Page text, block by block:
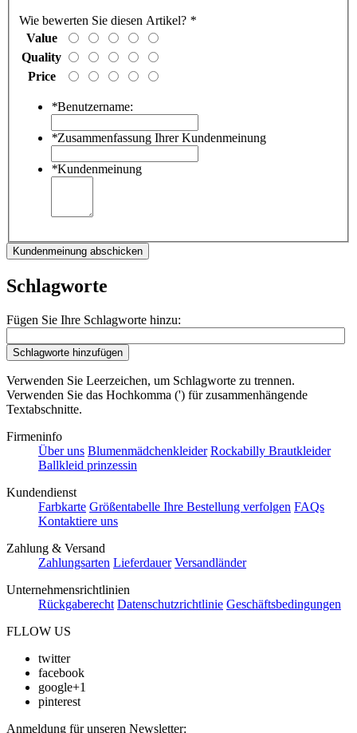
Wie bewerten Sie diesen Artikel? *
Value
Quality
Price
*Benutzername:
*Zusammenfassung Ihrer Kundenmeinung
*Kundenmeinung
Kundenmeinung abschicken
Schlagworte
Fügen Sie Ihre Schlagworte hinzu:
Schlagworte hinzufügen
Verwenden Sie Leerzeichen, um Schlagworte zu trennen.
Verwenden Sie das Hochkomma (') für zusammenhängende
Textabschnitte.
Firmeninfo
Über uns Blumenmädchenkleider Rockabilly Brautkleider
Ballkleid prinzessin
Kundendienst
Farbkarte Größentabelle Ihre Bestellung verfolgen FAQs
Kontaktiere uns
Zahlung & Versand
Zahlungsarten Lieferdauer Versandländer
Unternehmensrichtlinien
Rückgaberecht Datenschutzrichtlinie Geschäftsbedingungen
FLLOW US
twitter
facebook
google+1
pinterest
Anmeldung für unseren Newsletter: